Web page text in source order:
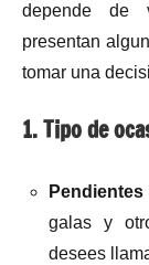
depende de
presentan
tomar una
1. Tipo de
galas y
desees